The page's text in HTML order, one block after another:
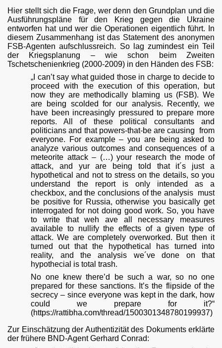
Hier stellt sich die Frage, wer denn den Grundplan und die
Ausführungspläne für den Krieg gegen die Ukraine
entworfen hat und wer die Operationen eigentlich führt. In
diesem Zusammenhang ist das Statement des anonymen
FSB-Agenten aufschlussreich. So lag zumindest ein Teil
der Kriegsplanung – wie schon beim Zweiten
Tschetschenienkrieg (2000-2009) in den Händen des FSB:
„I can’t say what guided those in charge to decide to
proceed with the execution of this operation, but
now they are methodically blaming us (FSB). We
are being scolded for our analysis. Recently, we
have been increasingly pressured to prepare more
reports. All of these political consultants and
politicians and that powers-that-be are causing from
everyone. For example – you are being asked to
analyze various outcomes and consequences of a
meteorite attack – (…) your research the mode of
attack, and yur are being told that it´s just a
hypothetical and not to stress on the details, so you
understand the report is only intended as a
checkbox, and the conclusions of the analysis
must
be positive for Russia, otherwise you basically get
interrogated for not doing good work. So, you have
to write that weh ave all necessary measures
available to nullify the effects of a given type of
attack. We are completely overworked. But then it
turned out that the hypothetical has turned into
reality, and the analysis we´ve done on that
hypothecial is total trash.
No one knew there’d be such a war, so no one
prepared for these sanctions. It’s the flipside of the
secrecy – since everyone was kept in the dark, how
could we prepare for it?“
(https://rattibha.com/thread/1500301348780199937)
Zur Einschätzung der Authentizität des Dokuments erklärte
der frühere BND-Agent Gerhard Conrad:
Atomstreitkräfte Russlands
Russl